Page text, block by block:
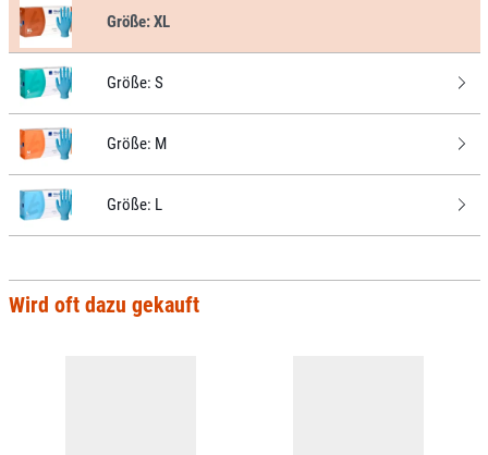
Größe:XL
Größe: S
Größe: M
Größe: L
Wird oft dazu gekauft